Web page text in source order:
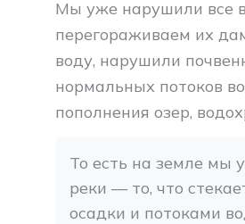
Мы уже нарушили все
перегораживаем их
воду, нарушили
нормальных потоков
пополнения озер,
То есть на земле мы
реки — то, что
осадки и потоками